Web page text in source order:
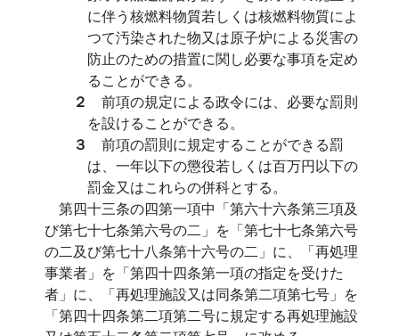
に伴う核燃料物質若しくは核燃料物質によ
つて汚染された物又は原子炉による災害の
防止のための措置に関し必要な事項を定め
ることができる。
２ 前項の規定による政令には、必要な罰則
を設けることができる。
３ 前項の罰則に規定することができる罰
は、一年以下の懲役若しくは百万円以下の
罰金又はこれらの併科とする。
第四十三条の四第一項中「第六十六条第三項及
び第七十七条第六号の二」を「第七十七条第六号
の二及び第七十八条第十六号の二」に、「再処理
事業者」を「第四十四条第一項の指定を受けた
者」に、「再処理施設又は同条第二項第七号」を
「第四十四条第二項第二号に規定する再処理施設